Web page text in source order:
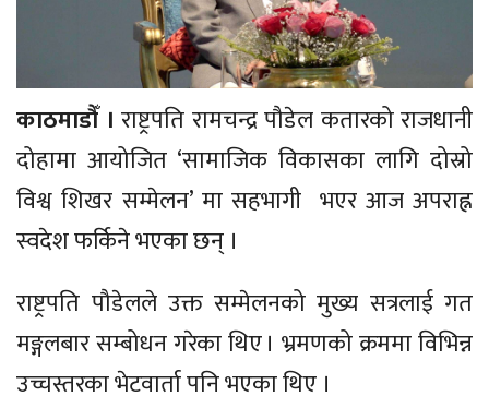
काठमाडौँ । राष्ट्रपति रामचन्द्र पौडेल कतारको राजधानी
दोहामा आयोजित ‘सामाजिक विकासका लागि दोस्रो
विश्व शिखर सम्मेलन’ मा सहभागी भएर आज अपराह्न
स्वदेश फर्किने भएका छन् ।
राष्ट्रपति पौडेलले उक्त सम्मेलनको मुख्य सत्रलाई गत
मङ्गलबार सम्बोधन गरेका थिए । भ्रमणको क्रममा विभिन्न
उच्चस्तरका भेटवार्ता पनि भएका थिए ।